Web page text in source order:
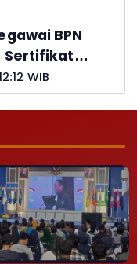
BPN
Sertifikat
WIB